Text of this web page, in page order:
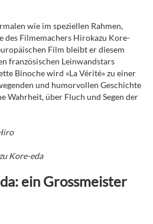
wie im speziellen Rahmen,
des Filmemachers Hirokazu Kore-
Film bleibt er diesem
französischen Leinwandstars
Binoche wird «La Vérité» zu einer
und humorvollen Geschichte
Wahrheit, über Fluch und Segen der
Kore-eda
ein Grossmeister